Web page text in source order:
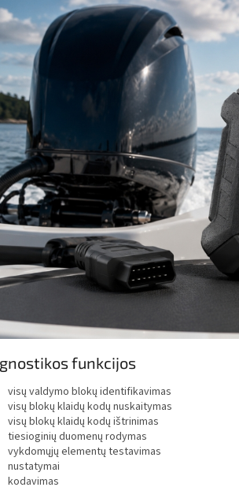
funkcijos
visų valdymo blokų identifikavimas
visų blokų klaidų kodų nuskaitymas
visų blokų klaidų kodų ištrinimas
tiesioginių duomenų rodymas
vykdomųjų elementų testavimas
nustatymai
kodavimas